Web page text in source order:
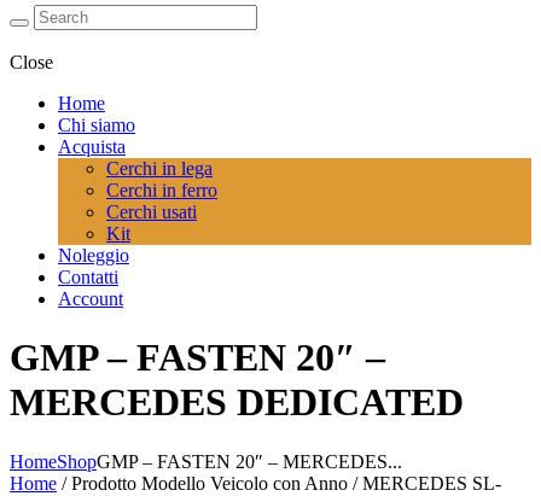
Close
Home
Chi siamo
Acquista
Cerchi in lega
Cerchi in ferro
Cerchi usati
Kit
Noleggio
Contatti
Account
GMP – FASTEN 20″ –
MERCEDES DEDICATED
HomeShopGMP – FASTEN 20″ – MERCEDES...
Home / Prodotto Modello Veicolo con Anno / MERCEDES SL-